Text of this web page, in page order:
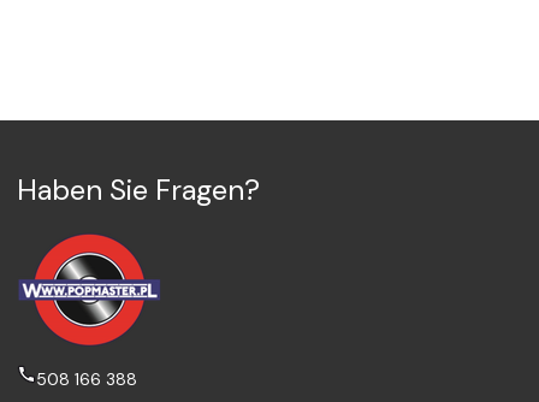
Haben Sie Fragen?
508 166 388